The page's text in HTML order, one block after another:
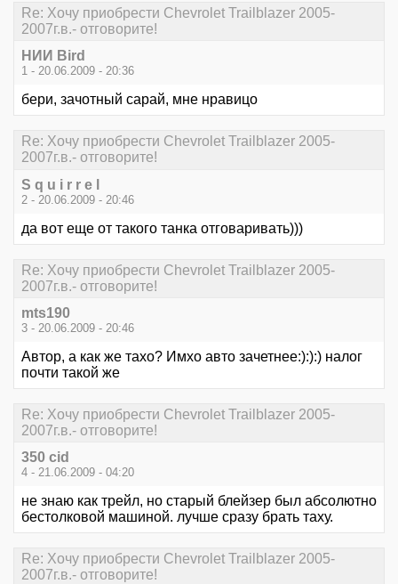
Re: Хочу приобрести Chevrolet Trailblazer 2005-
2007г.в.- отговорите!
НИИ Bird
1 - 20.06.2009 - 20:36
бери, зачотный сарай, мне нравицо
Re: Хочу приобрести Chevrolet Trailblazer 2005-
2007г.в.- отговорите!
S q u i r r e l
2 - 20.06.2009 - 20:46
да вот еще от такого танка отговаривать)))
Re: Хочу приобрести Chevrolet Trailblazer 2005-
2007г.в.- отговорите!
mts190
3 - 20.06.2009 - 20:46
Автор, а как же тахо? Имхо авто зачетнее:):):) налог
почти такой же
Re: Хочу приобрести Chevrolet Trailblazer 2005-
2007г.в.- отговорите!
350 cid
4 - 21.06.2009 - 04:20
не знаю как трейл, но старый блейзер был абсолютно
бестолковой машиной. лучше сразу брать таху.
Re: Хочу приобрести Chevrolet Trailblazer 2005-
2007г.в.- отговорите!